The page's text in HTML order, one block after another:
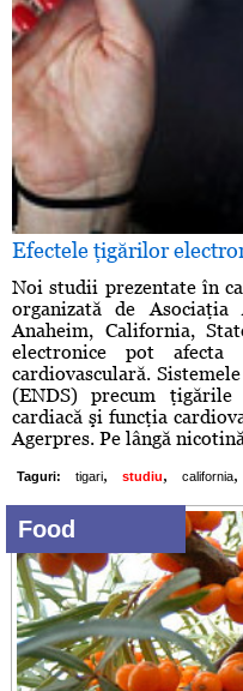
Efectele ţigărilor
Noi studii prezentate în
organizată de
Anaheim, California,
electronice pot afecta
cardiovasculară.
(ENDS) precum ţigările
cardiacă şi funcţia
Agerpres. Pe lângă
Taguri: tigari, studiu, california,
Food